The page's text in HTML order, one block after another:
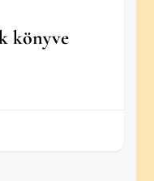
könyve